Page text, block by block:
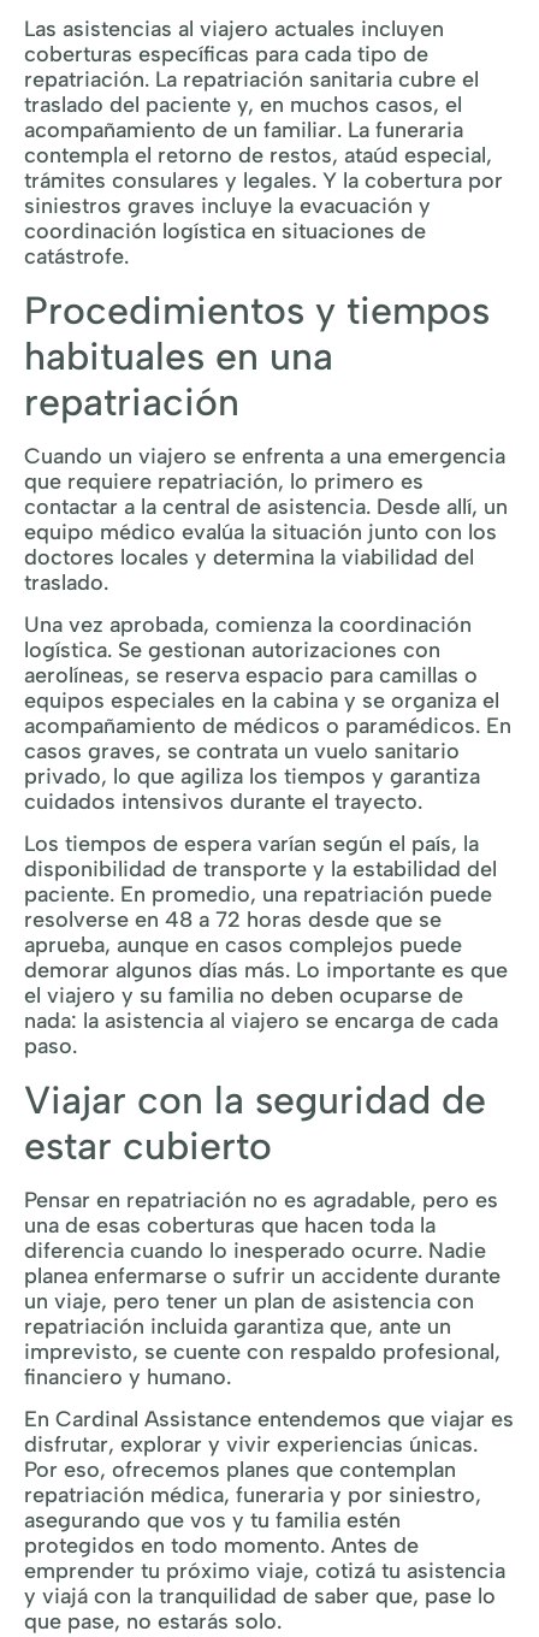
Las asistencias al viajero actuales incluyen
coberturas específicas para cada tipo de
repatriación. La repatriación sanitaria cubre el
traslado del paciente y, en muchos casos, el
acompañamiento de un familiar. La funeraria
contempla el retorno de restos, ataúd especial,
trámites consulares y legales. Y la cobertura por
siniestros graves incluye la evacuación y
coordinación logística en situaciones de
catástrofe.
Procedimientos y tiempos
habituales en una
repatriación
Cuando un viajero se enfrenta a una emergencia
que requiere repatriación, lo primero es
contactar a la central de asistencia. Desde allí, un
equipo médico evalúa la situación junto con los
doctores locales y determina la viabilidad del
traslado.
Una vez aprobada, comienza la coordinación
logística. Se gestionan autorizaciones con
aerolíneas, se reserva espacio para camillas o
equipos especiales en la cabina y se organiza el
acompañamiento de médicos o paramédicos. En
casos graves, se contrata un vuelo sanitario
privado, lo que agiliza los tiempos y garantiza
cuidados intensivos durante el trayecto.
Los tiempos de espera varían según el país, la
disponibilidad de transporte y la estabilidad del
paciente. En promedio, una repatriación puede
resolverse en 48 a 72 horas desde que se
aprueba, aunque en casos complejos puede
demorar algunos días más. Lo importante es que
el viajero y su familia no deben ocuparse de
nada: la asistencia al viajero se encarga de cada
paso.
Viajar con la seguridad de
estar cubierto
Pensar en repatriación no es agradable, pero es
una de esas coberturas que hacen toda la
diferencia cuando lo inesperado ocurre. Nadie
planea enfermarse o sufrir un accidente durante
un viaje, pero tener un plan de asistencia con
repatriación incluida garantiza que, ante un
imprevisto, se cuente con respaldo profesional,
financiero y humano.
En Cardinal Assistance entendemos que viajar es
disfrutar, explorar y vivir experiencias únicas.
Por eso, ofrecemos planes que contemplan
repatriación médica, funeraria y por siniestro,
asegurando que vos y tu familia estén
protegidos en todo momento. Antes de
emprender tu próximo viaje, cotizá tu asistencia
y viajá con la tranquilidad de saber que, pase lo
que pase, no estarás solo.